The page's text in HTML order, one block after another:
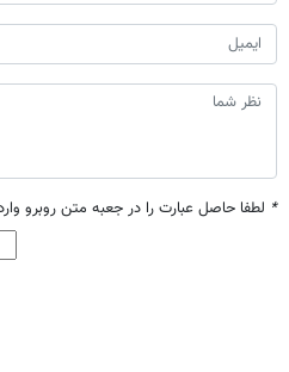
* لطفا حاصل عبارت را در جعبه متن روبرو